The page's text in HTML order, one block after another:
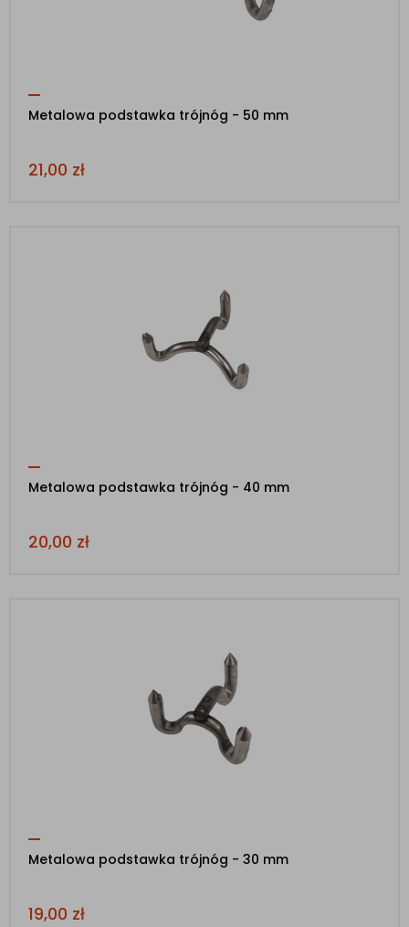
Metalowa podstawka trójnóg - 50 mm
21,00 zł
Metalowa podstawka trójnóg - 40 mm
20,00 zł
Metalowa podstawka trójnóg - 30 mm
19,00 zł